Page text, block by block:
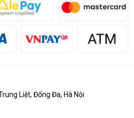
Liệt, Đống Đa, Hà Nội